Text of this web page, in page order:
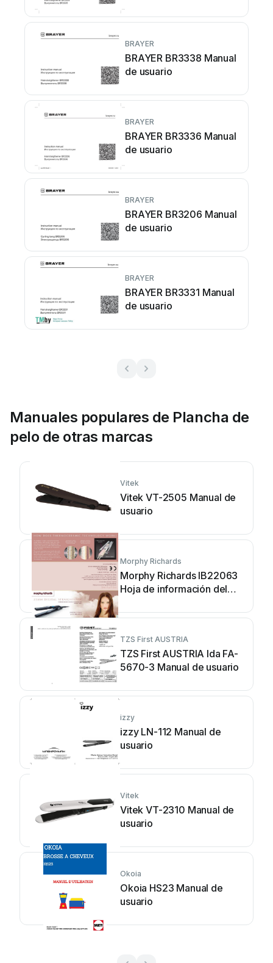
BRAYER
BRAYER BR3338 Manual
de usuario
BRAYER
BRAYER BR3336 Manual
de usuario
BRAYER
BRAYER BR3206 Manual
de usuario
BRAYER
BRAYER BR3331 Manual
de usuario
Manuales populares de Plancha de
pelo de otras marcas
Vitek
Vitek VT-2505 Manual de
usuario
Morphy Richards
Morphy Richards IB22063
Hoja de información del
TZS First AUSTRIA
TZS First AUSTRIA Ida FA-
5670-3 Manual de usuario
izzy
izzy LN-112 Manual de
usuario
Vitek
Vitek VT-2310 Manual de
usuario
Okoia
Okoia HS23 Manual de
usuario